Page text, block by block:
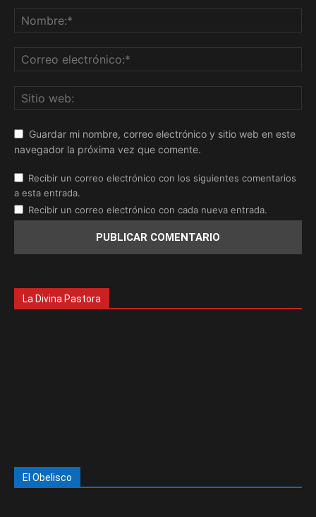
Guardar mi nombre, correo electrónico y sitio web en este
navegador la próxima vez que comente.
Recibir un correo electrónico con los siguientes comentarios
a esta entrada.
Recibir un correo electrónico con cada nueva entrada.
La Divina Pastora
El Obelisco